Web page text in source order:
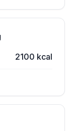
2100 kcal